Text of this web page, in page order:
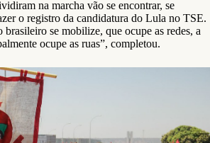
na marcha vão se encontrar, se
o registro da candidatura do Lula no TSE.
se mobilize, que ocupe as redes, a
ocupe as ruas”, completou.